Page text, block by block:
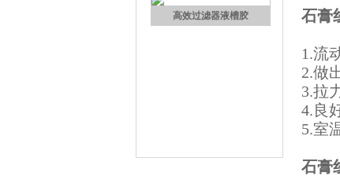
高效过滤器液槽胶 石膏
1.流
2.做
3.拉
4.良
5.室
石膏